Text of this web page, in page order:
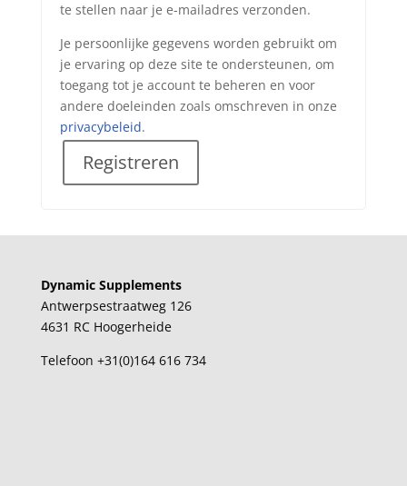
te stellen naar je e-mailadres verzonden.
Je persoonlijke gegevens worden gebruikt om
je ervaring op deze site te ondersteunen, om
toegang tot je account te beheren en voor
andere doeleinden zoals omschreven in onze
privacybeleid.
Registreren
Dynamic Supplements
Antwerpsestraatweg 126
4631 RC Hoogerheide
Telefoon +31(0)164 616 734